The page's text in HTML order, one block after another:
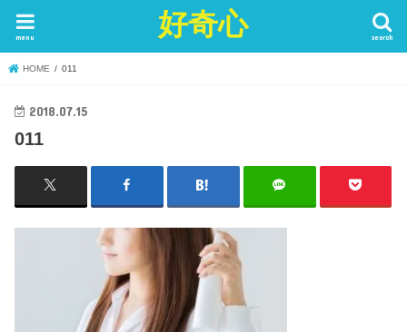
好奇心 search
menu
HOME 011
2018.07.15
011